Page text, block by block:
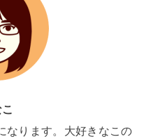
なります。大好きなこの